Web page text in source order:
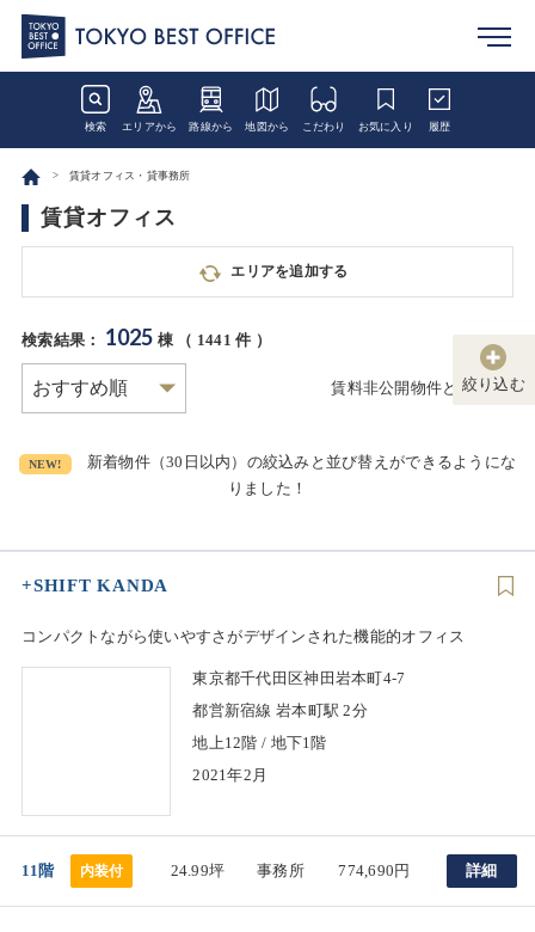
検索 エリアから 路線から 地図から こだわり お気に入り 履歴
賃貸オフィス・貸事務所
賃貸オフィス
エリアを追加する
絞り込む
検索結果： 1025 棟 （ 1441件 ）
賃料非公開物件とは
NEW!
新着物件（30日以内）の絞込みと並び替えができるようにな
りました！
+SHIFT KANDA
コンパクトながら使いやすさがデザインされた機能的オフィス
東京都千代田区神田岩本町4-7
都営新宿線 岩本町駅 2分
地上12階 / 地下1階
2021年2月
11階 内装付 24.99坪 事務所 774,690円 詳細